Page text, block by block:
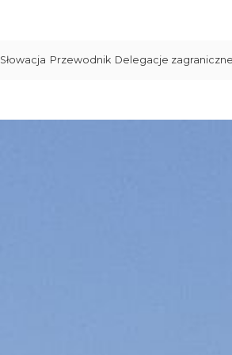
Słowacja Przewodnik Delegacje